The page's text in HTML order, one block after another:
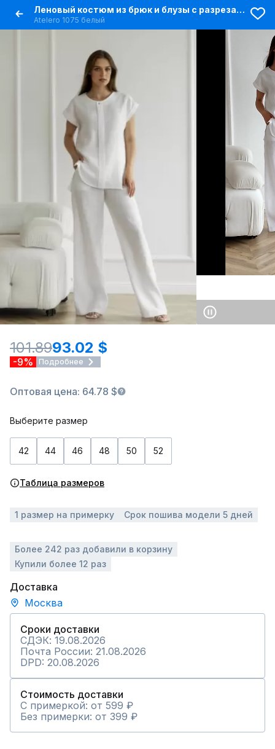
Леновый костюм из брюк и блузы с разрезами
Atelero 1075 белый
101.8993.02 $
-9% Подробнее
Оптовая цена: 64.78 $
Выберите размер
42 44 46 48 50 52
Таблица размеров
1 размер на примерку Срок пошива модели 5 дней
Более 242 раз добавили в корзину
Купили более 12 раз
Доставка
Москва
Сроки доставки
СДЭК: 19.08.2026
Почта России: 21.08.2026
DPD: 20.08.2026
Стоимость доставки
С примеркой: от 599 ₽
Без примерки: от 399 ₽